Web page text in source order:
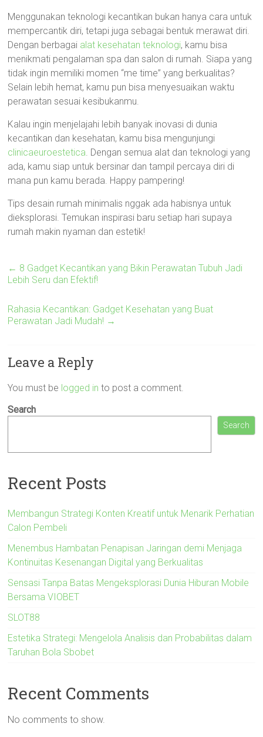
Menggunakan teknologi kecantikan bukan hanya cara untuk
mempercantik diri, tetapi juga sebagai bentuk merawat diri.
Dengan berbagai alat kesehatan teknologi, kamu bisa
menikmati pengalaman spa dan salon di rumah. Siapa yang
tidak ingin memiliki momen “me time” yang berkualitas?
Selain lebih hemat, kamu pun bisa menyesuaikan waktu
perawatan sesuai kesibukanmu.
Kalau ingin menjelajahi lebih banyak inovasi di dunia
kecantikan dan kesehatan, kamu bisa mengunjungi
clinicaeuroestetica. Dengan semua alat dan teknologi yang
ada, kamu siap untuk bersinar dan tampil percaya diri di
mana pun kamu berada. Happy pampering!
Tips desain rumah minimalis nggak ada habisnya untuk
dieksplorasi. Temukan inspirasi baru setiap hari supaya
rumah makin nyaman dan estetik!
← 8 Gadget Kecantikan yang Bikin Perawatan Tubuh Jadi
Lebih Seru dan Efektif!
Rahasia Kecantikan: Gadget Kesehatan yang Buat
Perawatan Jadi Mudah! →
Leave a Reply
You must be logged in to post a comment.
Search
Search
Recent Posts
Membangun Strategi Konten Kreatif untuk Menarik Perhatian
Calon Pembeli
Menembus Hambatan Penapisan Jaringan demi Menjaga
Kontinuitas Kesenangan Digital yang Berkualitas
Sensasi Tanpa Batas Mengeksplorasi Dunia Hiburan Mobile
Bersama VIOBET
SLOT88
Estetika Strategi: Mengelola Analisis dan Probabilitas dalam
Taruhan Bola Sbobet
Recent Comments
No comments to show.